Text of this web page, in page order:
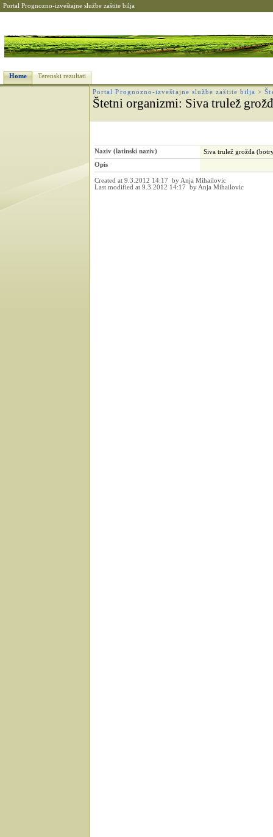
Portal Prognozno-izveštajne službe zaštite bilja
Home Terenski rezultati
Portal Prognozno-izveštajne službe zaštite bilja >
Štetni organizmi: Siva trulež
Naziv (latinski naziv)
Siva trulež grožđa
Opis
Created at 9.3.2012 14:17 by Anja Mihailovic
Last modified at 9.3.2012 14:17 by Anja Mihailovic